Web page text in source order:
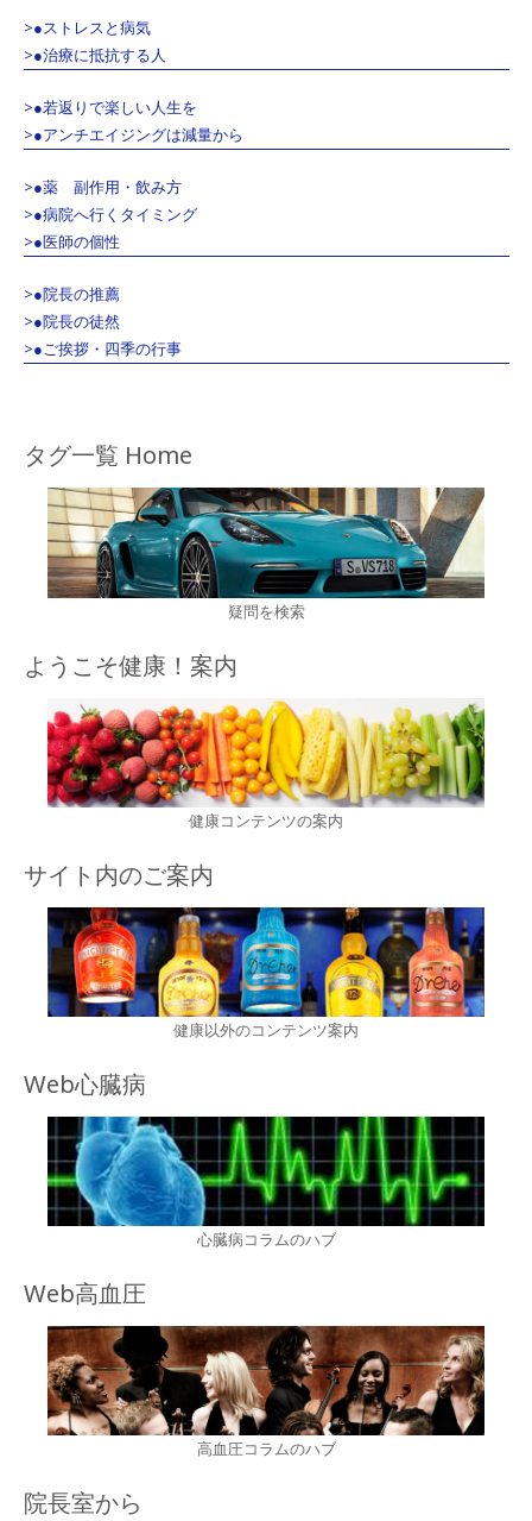
>●ストレスと病気
>●治療に抵抗する人
>●若返りで楽しい人生を
>●アンチエイジングは減量から
>●薬 副作用・飲み方
>●病院へ行くタイミング
>●医師の個性
>●院長の推薦
>●院長の徒然
>●ご挨拶・四季の行事
タグ一覧 Home
疑問を検索
ようこそ健康！案内
健康コンテンツの案内
サイト内のご案内
健康以外のコンテンツ案内
Web心臓病
心臓病コラムのハブ
Web高血圧
高血圧コラムのハブ
院長室から